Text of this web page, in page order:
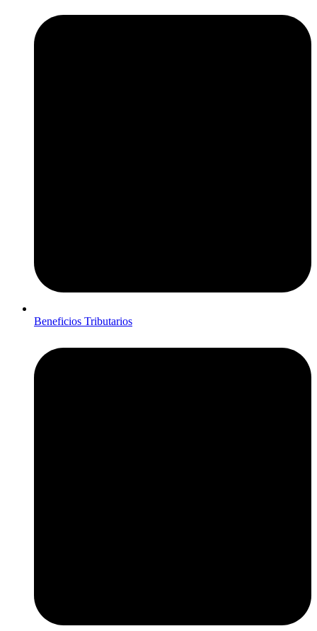
Beneficios Tributarios